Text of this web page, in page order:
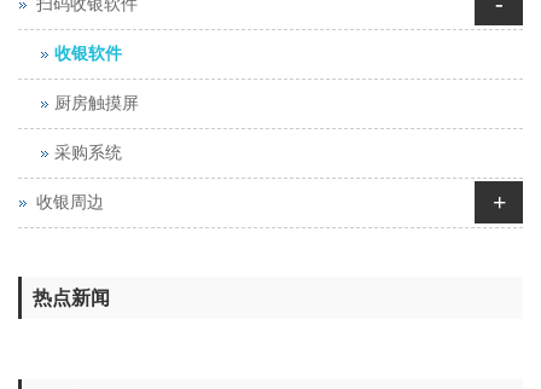
扫码收银软件
收银软件
厨房触摸屏
采购系统
收银周边 +
热点新闻